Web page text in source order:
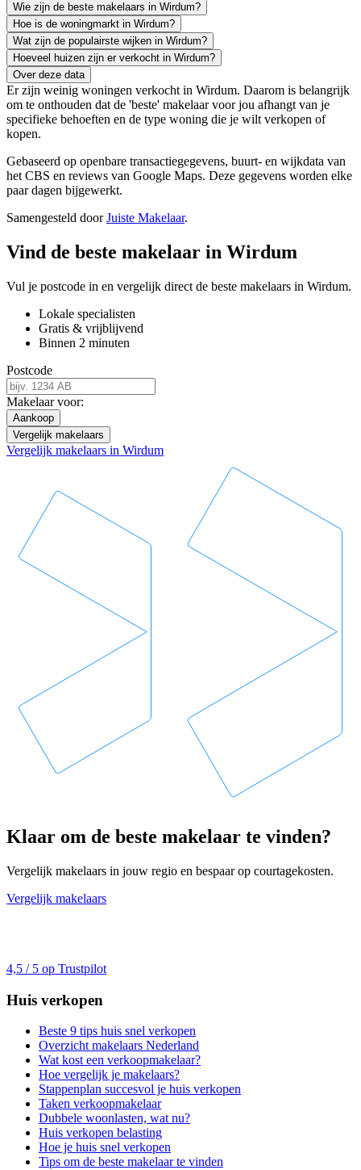
Wie zijn de beste makelaars in Wirdum?
Hoe is de woningmarkt in Wirdum?
Wat zijn de populairste wijken in Wirdum?
Hoeveel huizen zijn er verkocht in Wirdum?
Over deze data
Er zijn weinig woningen verkocht in Wirdum. Daarom is belangrijk
om te onthouden dat de 'beste' makelaar voor jou afhangt van je
specifieke behoeften en de type woning die je wilt verkopen of
kopen.
Gebaseerd op openbare transactiegegevens, buurt- en wijkdata van
het CBS en reviews van Google Maps. Deze gegevens worden elke
paar dagen bijgewerkt.
Samengesteld doorJuiste Makelaar.
Vind de beste makelaar in Wirdum
Vul je postcode in en vergelijk direct de beste makelaars in Wirdum.
Lokale specialisten
Gratis & vrijblijvend
Binnen 2 minuten
Postcode
Makelaar voor:
Aankoop
Vergelijk makelaars
Vergelijk makelaars in Wirdum
Klaar om de beste makelaar te vinden?
Vergelijk makelaars in jouw regio en bespaar op courtagekosten.
Vergelijk makelaars
4,5 / 5 op Trustpilot
Huis verkopen
Beste 9 tips huis snel verkopen
Overzicht makelaars Nederland
Wat kost een verkoopmakelaar?
Hoe vergelijk je makelaars?
Stappenplan succesvol je huis verkopen
Taken verkoopmakelaar
Dubbele woonlasten, wat nu?
Huis verkopen belasting
Hoe je huis snel verkopen
Tips om de beste makelaar te vinden